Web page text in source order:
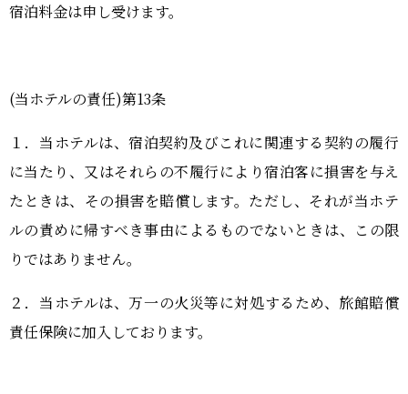
宿泊料金は申し受けます。
(当ホテルの責任)第13条
１．当ホテルは、宿泊契約及びこれに関連する契約の履行
に当たり、又はそれらの不履行により宿泊客に損害を与え
たときは、その損害を賠償します。ただし、それが当ホテ
ルの責めに帰すべき事由によるものでないときは、この限
りではありません。
２．当ホテルは、万一の火災等に対処するため、旅館賠償
責任保険に加入しております。